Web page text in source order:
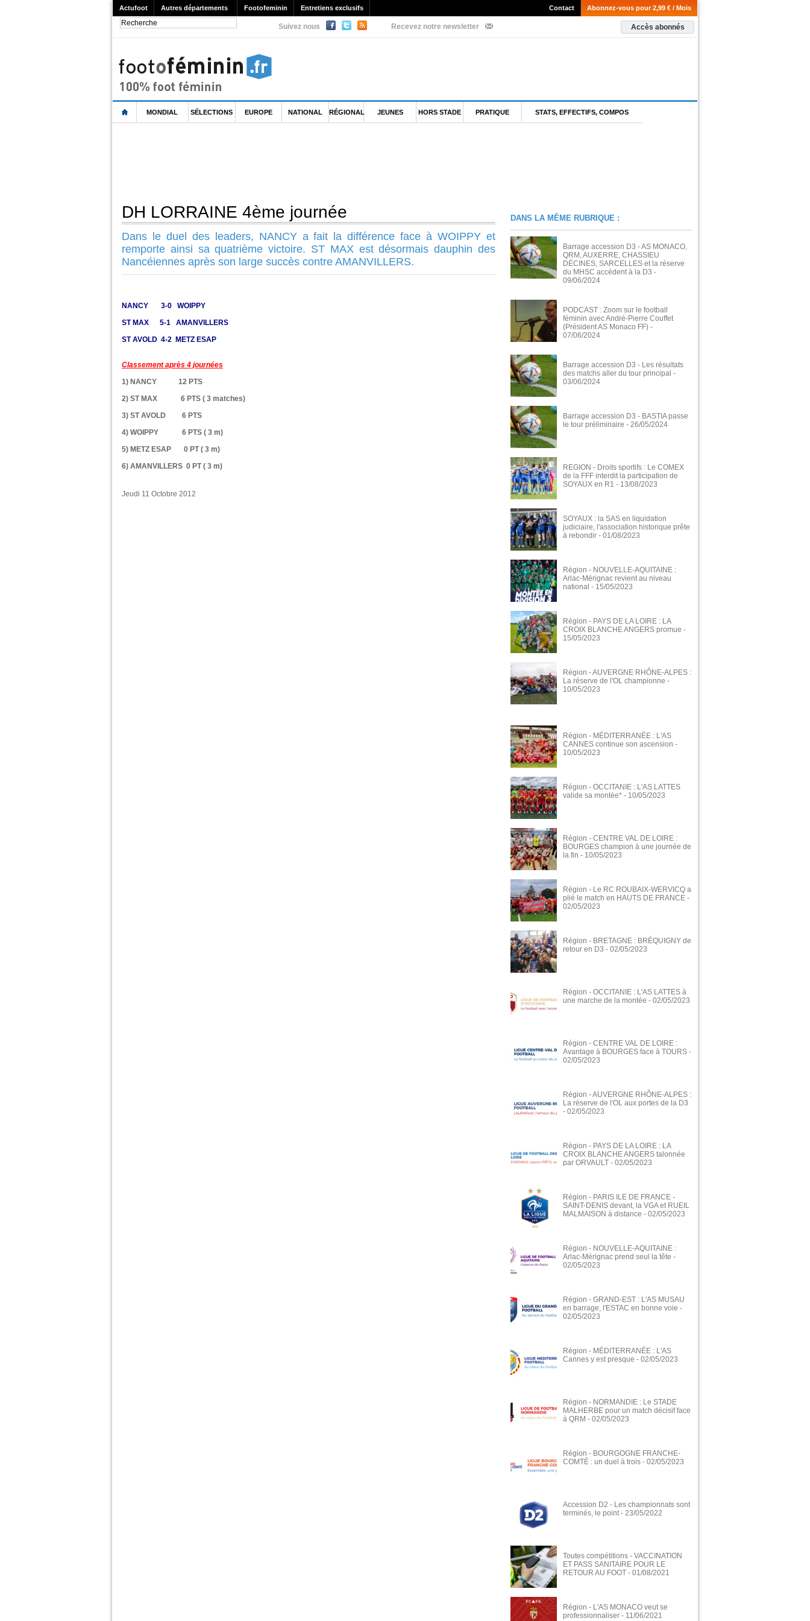
Actufoot Autres départements Footofeminin Entretiens exclusifs Abonnez-vous pour 2,99 € / Mois
Contact
Suivez nous Recevez notre newsletter Accès abonnés
MONDIAL SÉLECTIONS EUROPE NATIONAL RÉGIONAL JEUNES HORS STADE PRATIQUE STATS, EFFECTIFS, COMPOS
DH LORRAINE 4ème journée
Dans le duel des leaders, NANCY a fait la différence face à WOIPPY et
remporte ainsi sa quatrième victoire. ST MAX est désormais dauphin des
Nancéiennes après son large succès contre AMANVILLERS.
NANCY 3-0 WOIPPY
ST MAX 5-1 AMANVILLERS
ST AVOLD 4-2 METZ ESAP
Classement après 4 journées
1) NANCY 12 PTS
2) ST MAX 6 PTS ( 3 matches)
3) ST AVOLD 6 PTS
4) WOIPPY 6 PTS ( 3 m)
5) METZ ESAP 0 PT ( 3 m)
6) AMANVILLERS 0 PT ( 3 m)
Jeudi 11 Octobre 2012
DANS LA MÊME RUBRIQUE :
Barrage accession D3 - AS MONACO,
QRM, AUXERRE, CHASSIEU
DÉCINES, SARCELLES et la réserve
du MHSC accèdent à la D3 -
09/06/2024
PODCAST : Zoom sur le football
féminin avec André-Pierre Couffet
(Président AS Monaco FF) -
07/06/2024
Barrage accession D3 - Les résultats
des matchs aller du tour principal -
03/06/2024
Barrage accession D3 - BASTIA passe
le tour préliminaire - 26/05/2024
REGION - Droits sportifs : Le COMEX
de la FFF interdit la participation de
SOYAUX en R1 - 13/08/2023
SOYAUX : la SAS en liquidation
judiciaire, l'association historique prête
à rebondir - 01/08/2023
Région - NOUVELLE-AQUITAINE :
Arlac-Mérignac revient au niveau
national - 15/05/2023
Région - PAYS DE LA LOIRE : LA
CROIX BLANCHE ANGERS promue -
15/05/2023
Région - AUVERGNE RHÔNE-ALPES :
La réserve de l'OL championne -
10/05/2023
Région - MÉDITERRANÉE : L'AS
CANNES continue son ascension -
10/05/2023
Région - OCCITANIE : L'AS LATTES
valide sa montée* - 10/05/2023
Région - CENTRE VAL DE LOIRE :
BOURGES champion à une journée de
la fin - 10/05/2023
Région - Le RC ROUBAIX-WERVICQ a
plié le match en HAUTS DE FRANCE -
02/05/2023
Région - BRETAGNE : BRÉQUIGNY de
retour en D3 - 02/05/2023
Région - OCCITANIE : L'AS LATTES à
une marche de la montée - 02/05/2023
Région - CENTRE VAL DE LOIRE :
Avantage à BOURGES face à TOURS -
02/05/2023
Région - AUVERGNE RHÔNE-ALPES :
La réserve de l'OL aux portes de la D3
- 02/05/2023
Région - PAYS DE LA LOIRE : LA
CROIX BLANCHE ANGERS talonnée
par ORVAULT - 02/05/2023
Région - PARIS ILE DE FRANCE -
SAINT-DENIS devant, la VGA et RUEIL
MALMAISON à distance - 02/05/2023
Région - NOUVELLE-AQUITAINE :
Arlac-Mérignac prend seul la tête -
02/05/2023
Région - GRAND-EST : L'AS MUSAU
en barrage, l'ESTAC en bonne voie -
02/05/2023
Région - MÉDITERRANÉE : L'AS
Cannes y est presque - 02/05/2023
Région - NORMANDIE : Le STADE
MALHERBE pour un match décisif face
à QRM - 02/05/2023
Région - BOURGOGNE FRANCHE-
COMTÉ : un duel à trois - 02/05/2023
Accession D2 - Les championnats sont
terminés, le point - 23/05/2022
Toutes compétitions - VACCINATION
ET PASS SANITAIRE POUR LE
RETOUR AU FOOT - 01/08/2021
Région - L'AS MONACO veut se
professionnaliser - 11/06/2021